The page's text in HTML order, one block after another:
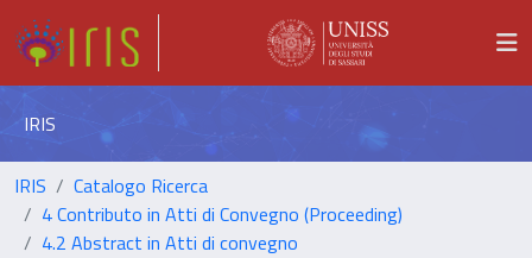
IRIS
IRIS
Catalogo Ricerca
4 Contributo in Atti di Convegno (Proceeding)
4.2 Abstract in Atti di convegno